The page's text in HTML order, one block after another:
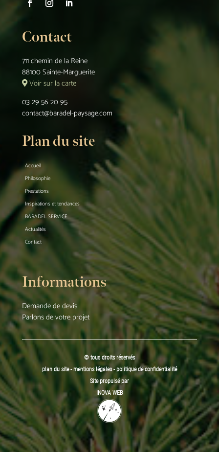
Contact
711 chemin de la Reine
88100 Sainte-Marguerite
Voir sur la carte
03 29 56 20 95
contact@baradel-paysage.com
Plan du site
Accueil
Philosophie
Prestations
Inspirations et tendances
BARADEL SERVICE
Actualités
Contact
Informations
Demande de devis
Parlons de votre projet
© tous droits réservés
plan du site-mentions légales -politique de confidentialité
Site propulsé par
INOVA WEB